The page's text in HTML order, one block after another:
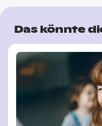
Das könnte